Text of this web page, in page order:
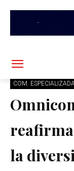
COM. ESPECIALIZADA
la